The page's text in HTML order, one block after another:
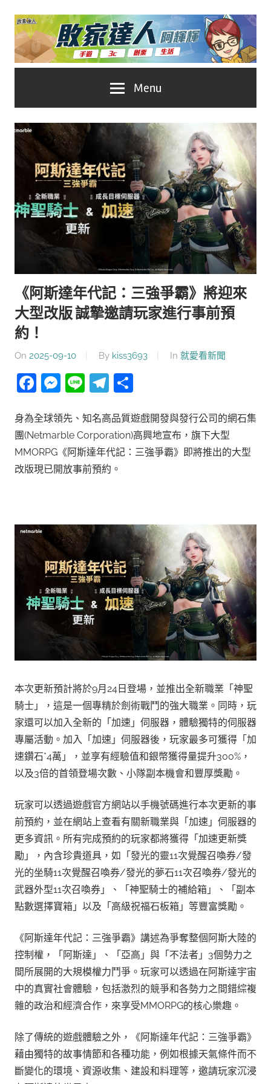
Skip
content
家
達
人
推
薦
No.1
遊
科
媒
體。
Menu
《阿斯達年代記：三強爭霸》將迎來
大型改版 誠摯邀請玩家進行事前預
約！
On 2025-09-10 By kiss3693 In 就愛看新聞
Facebook
Messenger
LineTelegram
身為全球領先、知名高品質遊戲開發與發行公司的網石集
團(Netmarble Corporation)高興地宣布，旗下大型
MMORPG《阿斯達年代記：三強爭霸》即將推出的大型
改版現已開放事前預約。
本次更新預計將於9月24日登場，並推出全新職業「神聖
騎士」，這是一個專精於劍術戰鬥的強大職業。同時，玩
家還可以加入全新的「加速」伺服器，體驗獨特的伺服器
專屬活動。加入「加速」伺服器後，玩家最多可獲得「加
速鑽石*4萬」，並享有經驗值和銀幣獲得量提升300%，
以及3倍的首領登場次數、小隊副本機會和豐厚獎勵。
玩家可以透過遊戲官方網站以手機號碼進行本次更新的事
前預約，並在網站上查看有關新職業與「加速」伺服器的
更多資訊。所有完成預約的玩家都將獲得「加速更新獎
勵」，內含珍貴道具，如「發光的靈11次覺醒召喚券/發
光的坐騎11次覺醒召喚券/發光的夢石11次召喚券/發光的
武器外型11次召喚券」、「神聖騎士的補給箱」、「副本
點數選擇寶箱」以及「高級祝福石板箱」等豐富獎勵。
《阿斯達年代記：三強爭霸》講述為爭奪整個阿斯大陸的
控制權，「阿斯達」、「亞高」與「不法者」3個勢力之
間所展開的大規模權力鬥爭。玩家可以透過在阿斯達宇宙
中的真實社會體驗，包括激烈的競爭和各勢力之間錯綜複
雜的政治和經濟合作，來享受MMORPG的核心樂趣。
除了傳統的遊戲體驗之外，《阿斯達年代記：三強爭霸》
藉由獨特的故事情節和各種功能，例如根據天氣條件而不
斷變化的環境、資源收集、建設和料理等，邀請玩家沉浸